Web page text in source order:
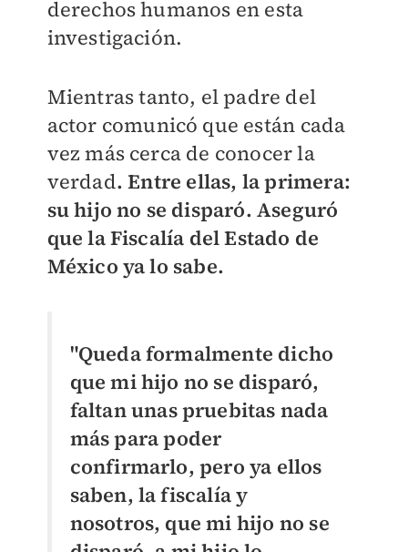
derechos humanos en esta
investigación.
Mientras tanto, el padre del
actor comunicó que están cada
vez más cerca de conocer la
verdad. Entre ellas, la primera:
su hijo no se disparó. Aseguró
que la Fiscalía del Estado de
México ya lo sabe.
"Queda formalmente dicho
que mi hijo no se disparó,
faltan unas pruebitas nada
más para poder
confirmarlo, pero ya ellos
saben, la fiscalía y
nosotros, que mi hijo no se